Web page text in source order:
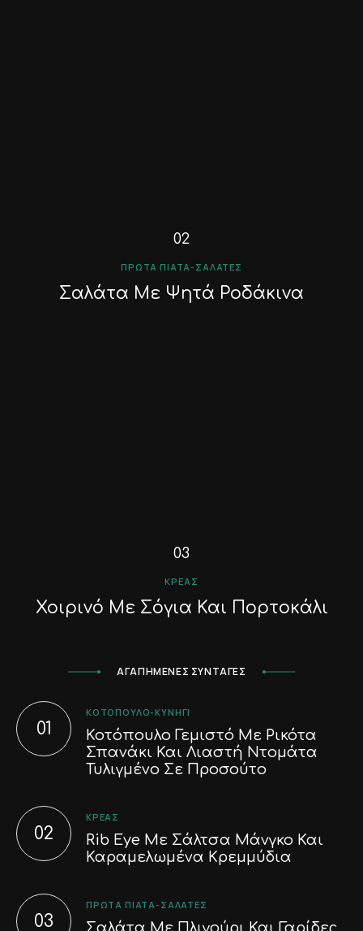
ΠΡΏΤΑ ΠΙΆΤΑ-ΣΑΛΆΤΕΣ
Σαλάτα Με Ψητά Ροδάκινα
ΚΡΈΑΣ
Χοιρινό Με Σόγια Και Πορτοκάλι
ΑΓΑΠΗΜΕΝΕΣ ΣΥΝΤΑΓΕΣ
ΚΟΤΌΠΟΥΛΟ-ΚΥΝΉΓΙ
Κοτόπουλο Γεμιστό Με Ρικότα
Σπανάκι Και Λιαστή Ντομάτα
Τυλιγμένο Σε Προσούτο
ΚΡΈΑΣ
Rib Eye Με Σάλτσα Μάνγκο Και
Καραμελωμένα Κρεμμύδια
ΠΡΏΤΑ ΠΙΆΤΑ-ΣΑΛΆΤΕΣ
Σαλάτα Με Πλιγούρι Και Γαρίδες